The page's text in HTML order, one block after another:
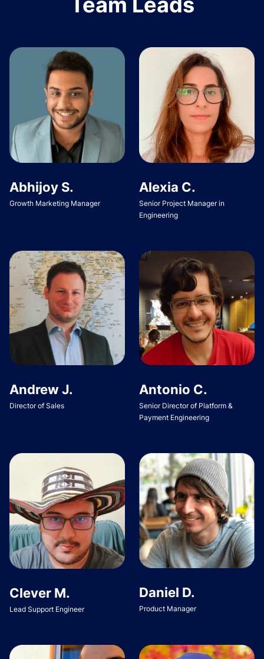
Abhijoy S.
Growth Marketing Manager
Alexia C.
Senior Project Manager in
Engineering
Andrew J.
Director of Sales
Antonio C.
Senior Director of Platform &
Payment Engineering
Clever M.
Lead Support Engineer
Daniel D.
Product Manager